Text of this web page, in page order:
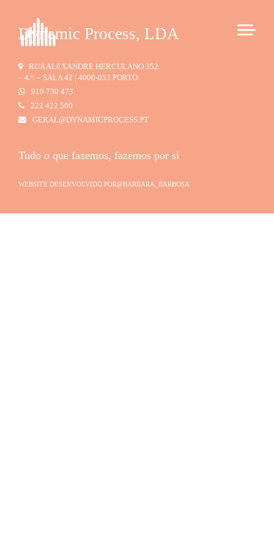
RUA ALEXANDRE HERCULANO 352.
– 4.º. – SALA 42 | 4000-053 PORTO
919 730 473
222 422 500
GERAL@DYNAMICPROCESS.PT
Tudo o que fazemos, fazemos por si
WEBSITE DESENVOLVIDO POR@BARBARA_BARBOSA
Dynamic Process, LDA